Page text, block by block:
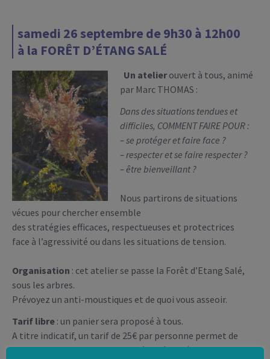
samedi 26 septembre de 9h30 à 12h00
à la FORÊT D’ÉTANG SALÉ
Un atelier ouvert à tous, animé
par Marc THOMAS :
Dans des situations tendues et
difficiles, COMMENT FAIRE POUR :
– se protéger et faire face ?
– respecter et se faire respecter ?
– être bienveillant ?
Nous partirons de situations
vécues pour chercher ensemble
des stratégies efficaces, respectueuses et protectrices
face à l’agressivité ou dans les situations de tension.
Organisation : cet atelier se passe la Forêt d’Etang Salé,
sous les arbres.
Prévoyez un anti-moustiques et de quoi vous asseoir.
Tarif libre : un panier sera proposé à tous.
A titre indicatif, un tarif de 25€ par personne permet de
couvrir les frais et de participer à la rémunération de